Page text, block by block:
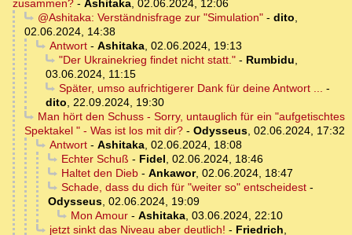
zusammen? - Ashitaka, 02.06.2024, 12:06
@Ashitaka: Verständnisfrage zur "Simulation"- dito,
02.06.2024, 14:38
Antwort- Ashitaka, 02.06.2024, 19:13
"Der Ukrainekrieg findet nicht statt."- Rumbidu,
03.06.2024, 11:15
Später, umso aufrichtigerer Dank für deine Antwort ... -
dito, 22.09.2024, 19:30
Man hört den Schuss - Sorry, untauglich für ein "aufgetischtes
Spektakel " - Was ist los mit dir? - Odysseus, 02.06.2024, 17:32
Antwort- Ashitaka, 02.06.2024, 18:08
Echter Schuß - Fidel, 02.06.2024, 18:46
Haltet den Dieb- Ankawor, 02.06.2024, 18:47
Schade, dass du dich für "weiter so" entscheidest-
Odysseus, 02.06.2024, 19:09
Mon Amour- Ashitaka, 03.06.2024, 22:10
jetzt sinkt das Niveau aber deutlich! - Friedrich,